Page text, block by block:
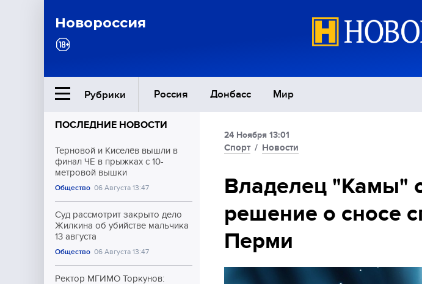
Новороссия
Рубрики Россия Донбасс Мир
Ближний Восток
Общество
Экономика
Культура
Спорт
ПОСЛЕДНИЕ НОВОСТИ
Терновой и Киселёв вышли в
финал ЧЕ в прыжках с 10-
метровой вышки
Общество 06 Августа 13:47
Суд рассмотрит закрыто дело
Жилкина об убийстве мальчика
13 августа
Общество 06 Августа 13:47
Ректор МГИМО Торкунов:
24 Ноября 13:01
Спорт / Новости
Владелец "Камы"
решение о сносе
Перми